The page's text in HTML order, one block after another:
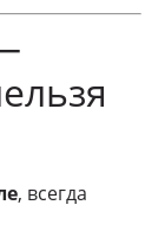
, всегда